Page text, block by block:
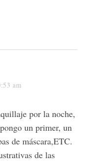
am
por la noche,
un primer, un
de máscara,ETC.
de las